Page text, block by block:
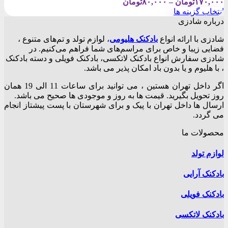
۱۷۰,۰۰۰تومان – ۸۰,۰۰۰تومان
۱۷۰,۰۰۰تومان
انتخاب گزینه ها
این
دارای
انواع
مختلفی
می
گزینه
ها
ممکن
است
صفحه
انتخاب
درباره شادزی
شادزی با ارائه انواع بادکنک‌ هلیومی، لوازم تولد و تم‌های متنوع ،
فضایی زیبا و خاص برای مراسم‌های شما فراهم می‌کنیم. در
شادزی سفارش انواع بادکنک لاتکسی، بادکنک فویلی و دسته بادکنک
، با هلیوم و یا بدون باد امکان پذیر می باشد.
اگر داخل تهران هستین ، می توانید برای ساعات 11 الی 19 همان
روز تحویل بگیرید. قیمت ها به روز و موجودی ها صحیح می باشد.
ارسال ها داخل تهران با پیک و برای شهرستان با پست پیشتاز انجام
می گردد.
محصولات ما
لوازم تولد
بادکنک آرایی
بادکنک فویلی
بادکنک لاتکسی